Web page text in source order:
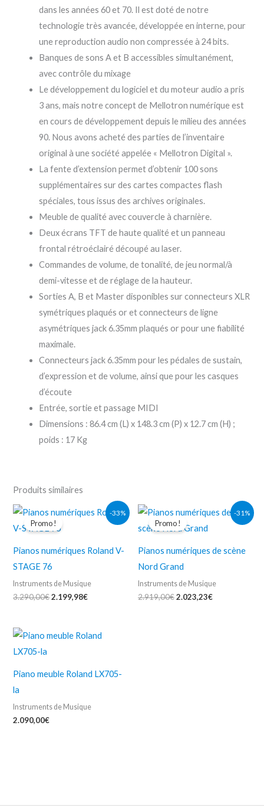
dans les années 60 et 70. Il est doté de notre
technologie très avancée, développée en interne, pour
une reproduction audio non compressée à 24 bits.
Banques de sons A et B accessibles simultanément,
avec contrôle du mixage
Le développement du logiciel et du moteur audio a pris
3 ans, mais notre concept de Mellotron numérique est
en cours de développement depuis le milieu des années
90. Nous avons acheté des parties de l’inventaire
original à une société appelée « Mellotron Digital ».
La fente d’extension permet d’obtenir 100 sons
supplémentaires sur des cartes compactes flash
spéciales, tous issus des archives originales.
Meuble de qualité avec couvercle à charnière.
Deux écrans TFT de haute qualité et un panneau
frontal rétroéclairé découpé au laser.
Commandes de volume, de tonalité, de jeu normal/à
demi-vitesse et de réglage de la hauteur.
Sorties A, B et Master disponibles sur connecteurs XLR
symétriques plaqués or et connecteurs de ligne
asymétriques jack 6.35mm plaqués or pour une fiabilité
maximale.
Connecteurs jack 6.35mm pour les pédales de sustain,
d’expression et de volume, ainsi que pour les casques
d’écoute
Entrée, sortie et passage MIDI
Dimensions : 86.4 cm (L) x 148.3 cm (P) x 12.7 cm (H) ;
poids : 17 Kg
Produits similaires
-33%
Promo !
Pianos numériques Roland V-
STAGE 76
Instruments de Musique
3.290,00€
prix
initial
3.290,00€.
2.199,98€
prix
2.199,98€.
-31%
Promo !
Pianos numériques de scène
Nord Grand
Instruments de Musique
2.919,00€
prix
initial
2.919,00€.
2.023,23€
prix
2.023,23€.
Piano meuble Roland LX705-
la
Instruments de Musique
2.090,00€